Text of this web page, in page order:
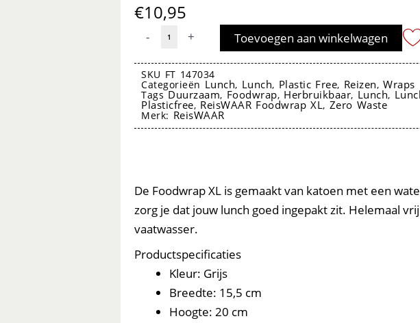
€10,95
-
Foodwrap
Grey
ReisWAAR
aantal
+ Toevoegen aan winkelwagen
SKU FT 147034
Categorieën Lunch, Lunch, Plastic Free, Reizen,Wraps
Tags Duurzaam, Foodwrap, Herbruikbaar, Lunch,
Plasticfree, ReisWAAR Foodwrap XL, Zero Waste
Merk: ReisWAAR
De Foodwrap XL is gemaakt van katoen met een
zorg je dat jouw lunch goed ingepakt zit. Helemaal
vaatwasser.
Productspecificaties
Kleur: Grijs
Breedte: 15,5 cm
Hoogte: 20 cm